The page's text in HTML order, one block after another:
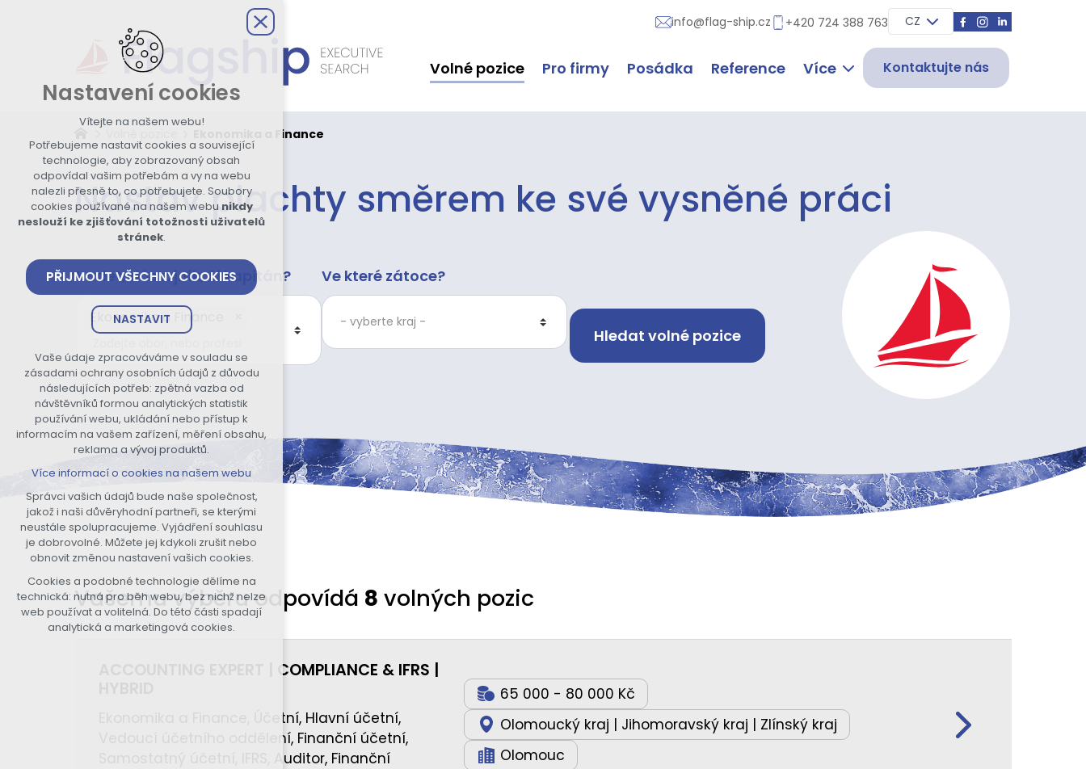
info@flag-ship.cz +420 724 388 763 CZ
Volné pozice Pro firmy Posádka Reference Více Kontaktujte nás
Ekonomika a Finance
Nastav plachty směrem ke své vysněné práci
Kadet, důstojník, či kapitán?
Ekonomika a Finance
Ve které zátoce?
Vašemu výběru odpovídá 8 volných pozic
ACCOUNTING EXPERT | COMPLIANCE & IFRS |
Ekonomika a Finance, Účetní, Hlavní účetní,
Vedoucí účetního oddělení, Finanční účetní,
Samostatný účetní, IFRS, Auditor, Finanční
65 000 - 80 000 Kč
Olomoucký kraj | Jihomoravský kraj | Zlínský kraj
Olomouc
Nastavení cookies
Vítejte na našem webu!
Potřebujeme nastavit cookies a související
technologie, aby zobrazovaný obsah
odpovídal vašim potřebám a vy na webu
nalezli přesně to, co potřebujete. Soubory
cookies používané na našem webu nikdy
neslouží ke zjišťování totožnosti uživatelů
stránek.
PŘIJMOUT VŠECHNY COOKIES
NASTAVIT
Technická cookies
nutná pro provozování webu
udržení kontextu stránek (session):
případná přihlášení, volby jazyka, apod.
Volitelná cookies
analytická pro anonymizované
vyhodnocení návštěvnosti
marketingová cookies (Google, Seznam,
Facebook)
Více informací o cookies na našem webu
ODMÍTNOUT VOLITELNÁ
Vaše údaje zpracováváme v souladu se
zásadami ochrany osobních údajů z důvodu
následujících potřeb: zpětná vazba od
návštěvníků formou analytických statistik
používání webu, ukládání nebo přístup k
informacím na vašem zařízení, měření obsahu,
reklama a vývoj produktů.
Více informací o cookies na našem webu
Správci vašich údajů bude naše společnost,
jakož i naši důvěryhodní partneři, se kterými
neustále spolupracujeme. Vyjádření souhlasu
je dobrovolné. Můžete jej kdykoli zrušit nebo
obnovit změnou nastavení vašich cookies.
Cookies a podobné technologie dělíme na
technická: nutná pro běh webu, bez nichž nelze
web používat a volitelná. Do této části spadají
analytická a marketingová cookies.